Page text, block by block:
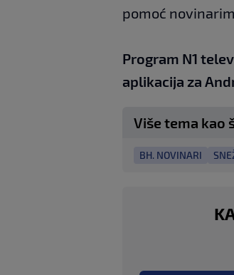
pomoć
Program N1
aplikacija za An
Više tema kao
BH. NOVINARI